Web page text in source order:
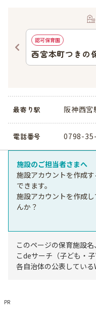
認可保育園
西宮本町つきの
最寄り駅 阪神西
電話番号 0798-
施設のご担当者さまへ
施設アカウントを作成
できます。
施設アカウントを作成
んか？
このページの保育施設
こdeサーチ（子ども・
各自治体の公表している
PR